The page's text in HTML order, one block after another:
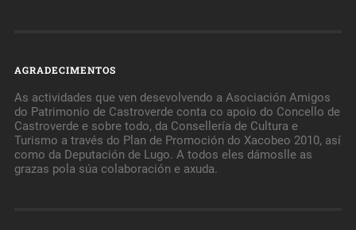
AGRADECIMENTOS
As actividades que ven desevolvendo a Asociación Amigos
do Patrimonio de Castroverde conta co apoio do Concello de
Castroverde e sobre todo, da Consellería de Cultura e
Turismo a través do Plan de Promoción do Xacobeo 2010, así
como da Deputación de Lugo. A todos eles dámoslle as
grazas pola súa colaboración e axuda.